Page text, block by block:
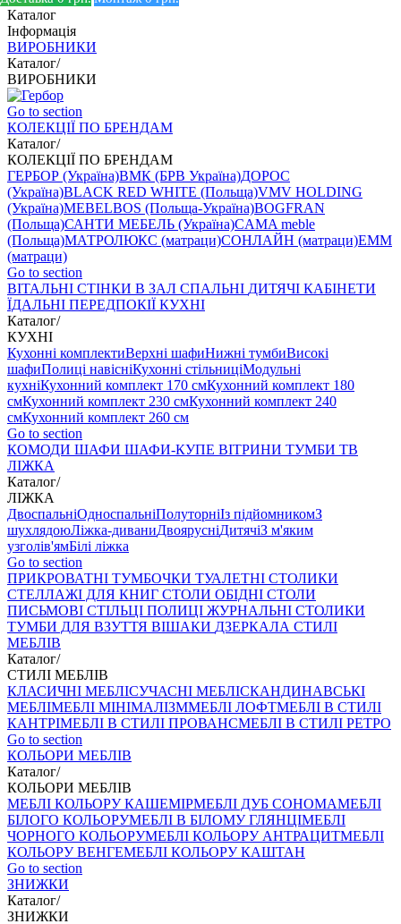
Каталог
Інформація
ВИРОБНИКИ
Каталог/
ВИРОБНИКИ
Go to section
КОЛЕКЦІЇ ПО БРЕНДАМ
Каталог/
КОЛЕКЦІЇ ПО БРЕНДАМ
ГЕРБОР (Україна)ВМК (БРВ Україна)ДОРОС
(Україна)BLACK RED WHITE (Польща)VMV HOLDING
(Україна)MEBELBOS (Польща-Україна)BOGFRAN
(Польща)САНТИ МЕБЕЛЬ (Україна)CAMA meble
(Польща)МАТРОЛЮКС (матраци)СОНЛАЙН (матраци)EMM
(матраци)
Go to section
ВIТАЛЬНI СТІНКИ В ЗАЛ СПАЛЬНІ ДИТЯЧІ КАБІНЕТИ
ЇДАЛЬНI ПЕРЕДПОКІЇ КУХНІ
Каталог/
КУХНІ
Кухонні комплектиВерхні шафиНижні тумбиВисокі
шафиПолиці навісніКухонні стільниціМодульні
кухніКухонний комплект 170 смКухонний комплект 180
смКухонний комплект 230 смКухонний комплект 240
смКухонний комплект 260 см
Go to section
КОМОДИ ШАФИ ШАФИ-КУПЕ ВІТРИНИ ТУМБИ ТВ
ЛІЖКА
Каталог/
ЛІЖКА
ДвоспальніОдноспальніПолуторніІз підйомникомЗ
шухлядоюЛіжка-диваниДвоярусніДитячіЗ м'яким
узголів'ямБілі ліжка
Go to section
ПРИКРОВАТНІ ТУМБОЧКИ ТУАЛЕТНІ СТОЛИКИ
СТЕЛЛАЖІ ДЛЯ КНИГ СТОЛИ ОБІДНІ СТОЛИ
ПИСЬМОВІ СТІЛЬЦI ПОЛИЦІ ЖУРНАЛЬНІ СТОЛИКИ
ТУМБИ ДЛЯ ВЗУТТЯ ВІШАКИ ДЗЕРКАЛА СТИЛІ
МЕБЛІВ
Каталог/
СТИЛІ МЕБЛІВ
КЛАСИЧНІ МЕБЛІСУЧАСНІ МЕБЛІСКАНДИНАВСЬКІ
МЕБЛІМЕБЛІ МІНІМАЛІЗММЕБЛІ ЛОФТМЕБЛІ В СТИЛІ
КАНТРІМЕБЛІ В СТИЛІ ПРОВАНСМЕБЛІ В СТИЛІ РЕТРО
Go to section
КОЛЬОРИ МЕБЛІВ
Каталог/
КОЛЬОРИ МЕБЛІВ
МЕБЛІ КОЛЬОРУ КАШЕМІРМЕБЛІ ДУБ СОНОМАМЕБЛІ
БІЛОГО КОЛЬОРУМЕБЛІ В БІЛОМУ ГЛЯНЦІМЕБЛІ
ЧОРНОГО КОЛЬОРУМЕБЛІ КОЛЬОРУ АНТРАЦИТМЕБЛІ
КОЛЬОРУ ВЕНГЕМЕБЛІ КОЛЬОРУ КАШТАН
Go to section
ЗНИЖКИ
Каталог/
ЗНИЖКИ